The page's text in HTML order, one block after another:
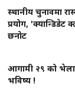
स्थानीय चुनावमा
प्रयोग, 'क्यान्डिडेट
छनोट
आगामी २९ को भेला
भविष्य !